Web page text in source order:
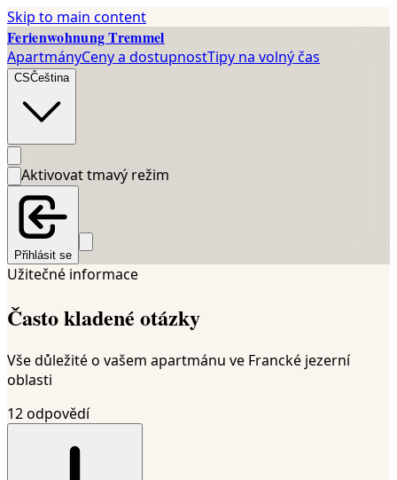
Skip to main content
Ferienwohnung Tremmel
ApartmányCeny a dostupnostTipy na volný čas
CSČeština
Aktivovat tmavý režim
Přihlásit se
Užitečné informace
Často kladené otázky
Vše důležité o vašem apartmánu ve Francké jezerní
oblasti
12 odpovědí